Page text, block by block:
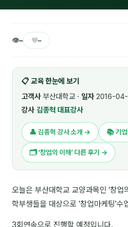
🌏 글로벌 비즈니스
🏭 산업 특화
🎬 영상 · 콘텐츠
📊 프레젠테이션 · 기획
🗣️ 외국어 강의
👁– ♥–
📋 교육 한눈에 보기
고객사 부산대학교 · 일자 2016-04-
강사 김종혁 대표강사
👤 김종혁 강사 소개 → 📚 기
🗂 ‘창업의 이해’ 다른 후기 →
오늘은 부산대학교 교양과목인 '창업
학부생들을 대상으로 '창업마케팅'수
3회연속으로 진행할 예정입니다.